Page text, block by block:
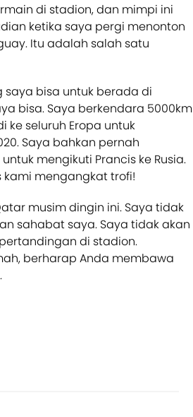
di stadion, dan mimpi ini
ketika saya pergi menonton
Itu adalah salah satu
saya bisa untuk berada di
bisa. Saya berkendara 5000km
ke seluruh Eropa untuk
Saya bahkan pernah
mengikuti Prancis ke Rusia.
kami mengangkat trofi!
musim dingin ini. Saya tidak
sahabat saya. Saya tidak akan
di stadion.
berharap Anda membawa